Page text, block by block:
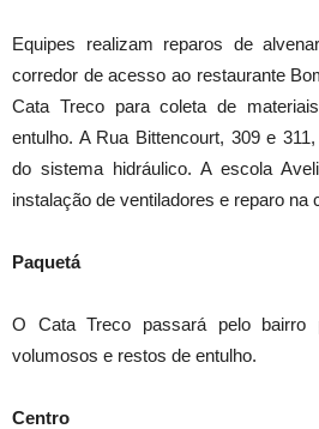
Equipes realizam reparos de
corredor de acesso ao restaurante
Cata Treco para coleta de
entulho. A Rua Bittencourt, 309 e
do sistema hidráulico. A escola
instalação de ventiladores e reparo na
Paquetá
O Cata Treco passará pelo bairro
volumosos e restos de entulho.
Centro